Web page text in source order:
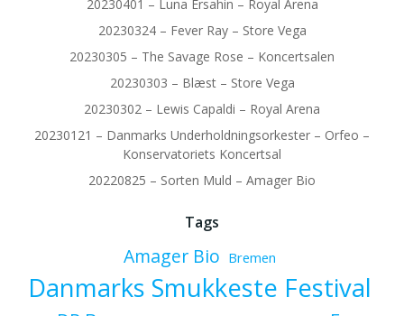
20230401 – Luna Ersahin – Royal Arena
20230324 – Fever Ray – Store Vega
20230305 – The Savage Rose – Koncertsalen
20230303 – Blæst – Store Vega
20230302 – Lewis Capaldi – Royal Arena
20230121 – Danmarks Underholdningsorkester – Orfeo –
Konservatoriets Koncertsal
20220825 – Sorten Muld – Amager Bio
Tags
Amager Bio Bremen
Danmarks Smukkeste Festival